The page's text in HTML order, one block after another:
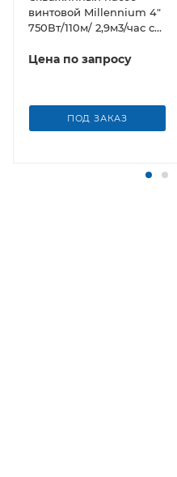
винтовой Millennium 4"
750Вт/110м/ 2,9м3/час с
корпусом
Цена по запросу
ПОД ЗАКАЗ